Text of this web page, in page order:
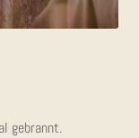
gebrannt.